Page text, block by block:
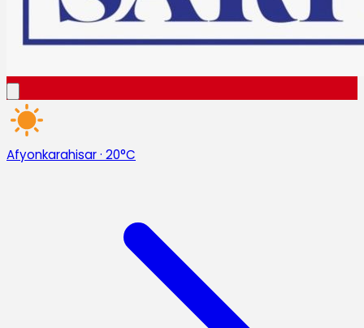
Afyonkarahisar· 20°C